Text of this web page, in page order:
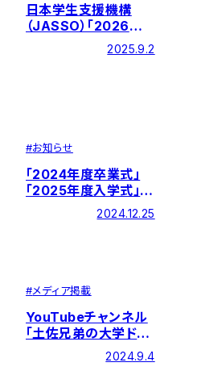
日本学生支援機構
（JASSO）「2026年
度海外留学支援制度
（大学院学位取得型）」
2025.9.2
#お知らせ
「2024年度卒業式」
「2025年度入学式」に
2024.12.25
#メディア掲載
YouTubeチャンネル
「土佐兄弟の大学ドコ
イク」にタイアップ動
画が掲載されました
2024.9.4